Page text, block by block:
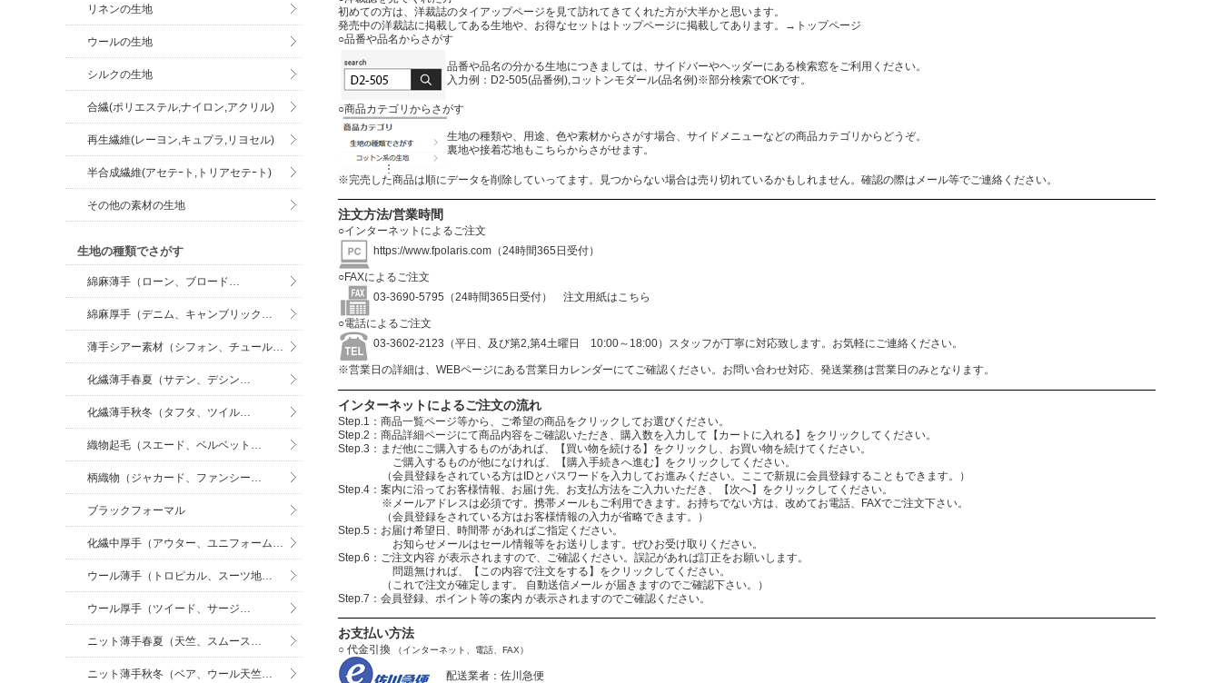
初めての方は、洋裁誌のタイアップページを見て訪れてきてくれた方が大半かと思います。
発売中の洋裁誌に掲載してある生地や、お得なセットはトップページに掲載してあります。
→トップページ
○品番や品名からさがす
品番や品名の分かる生地につきましては、サイドバーやヘッダーにある検索窓をご利用ください。
入力例：D2-505(品番例),コットンモダール(品名例)※部分検索でOKです。
○商品カテゴリからさがす
生地の種類や、用途、色や素材からさがす場合、サイドメニューなどの商品カテゴリからどうぞ。
裏地や接着芯地もこちらからさがせます。
※完売した商品は順にデータを削除していってます。見つからない場合は売り切れているかもしれません。確認の際はメール等でご連絡ください。
注文方法/営業時間
○インターネットによるご注文
https://www.fpolaris.com （24時間365日受付）
○FAXによるご注文
03-3690-5795（24時間365日受付）
注文用紙はこちら
○電話によるご注文
03-3602-2123（平日、及び第2,第4土曜日 10:00～18:00）スタッフが丁寧に対応致します。お気軽にご連絡ください。
※営業日の詳細は、WEBページにある営業日カレンダーにてご確認ください。お問い合わせ対応、発送業務は営業日のみとなります。
インターネットによるご注文の流れ
Step.1：商品一覧ページ等から、ご希望の商品をクリックしてお選びください。
Step.2：商品詳細ページにて商品内容をご確認いただき、購入数を入力して【カートに入れる】をクリックしてください。
Step.3：まだ他にご購入するものがあれば、【買い物を続ける】をクリックし、お買い物を続けてください。
ご購入するものが他になければ、【購入手続きへ進む】をクリックしてください。
（会員登録をされている方はIDとパスワードを入力してお進みください。ここで新規に会員登録することもできます。）
Step.4：案内に沿ってお客様情報、お届け先、お支払方法をご入力いただき、【次へ】をクリックしてください。
※メールアドレスは必須です。携帯メールもご利用できます。お持ちでない方は、改めてお電話、FAXでご注文下さい。
（会員登録をされている方はお客様情報の入力が省略できます。）
Step.5：お届け希望日、時間帯 があればご指定ください。
お知らせメールはセール情報等をお送りします。ぜひお受け取りください。
Step.6：ご注文内容 が表示されますので、ご確認ください。誤記があれば訂正をお願いします。
問題無ければ、【この内容で注文をする】をクリックしてください。
（これで注文が確定します。 自動送信メール が届きますのでご確認下さい。）
Step.7：会員登録、ポイント等の案内 が表示されますのでご確認ください。
お支払い方法
○ 代金引換 （インターネット、電話、FAX）
配送業者：佐川急便
リネンの生地
ウールの生地
シルクの生地
合繊(ポリエステル,ナイロン,アクリル)
再生繊維(レーヨン,キュプラ,リヨセル)
半合成繊維(アセテｰト,トリアセテｰト)
その他の素材の生地
生地の種類でさがす
綿麻薄手（ローン、ブロード…
綿麻厚手（デニム、キャンブリック…
薄手シアー素材（シフォン、チュール…
化繊薄手春夏（サテン、デシン…
化繊薄手秋冬（タフタ、ツイル…
織物起毛（スエード、ベルベット…
柄織物（ジャカード、ファンシー…
ブラックフォーマル
化繊中厚手（アウター、ユニフォーム…
ウール薄手（トロピカル、スーツ地…
ウール厚手（ツイード、サージ…
ニット薄手春夏（天竺、スムース…
ニット薄手秋冬（ベア、ウール天竺…